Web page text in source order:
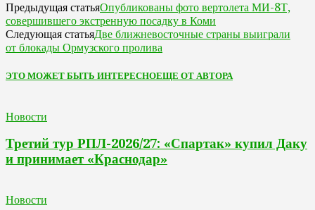
Предыдущая статьяОпубликованы фото вертолета МИ-8Т,
совершившего экстренную посадку в Коми
Следующая статьяДве ближневосточные страны выиграли
от блокады Ормузского пролива
ЭТО МОЖЕТ БЫТЬ ИНТЕРЕСНОЕЩЕ ОТ АВТОРА
Новости
Третий тур РПЛ-2026/27: «Спартак» купил Даку
и принимает «Краснодар»
Новости